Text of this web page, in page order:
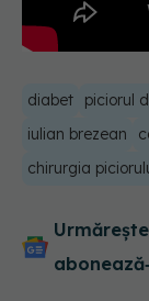
diabet piciorul
iulian brezean
chirurgia